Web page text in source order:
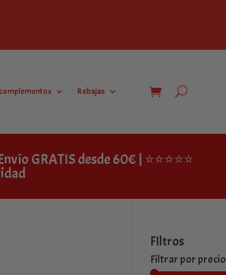
Rebajas
GRATIS desde 60€ | ⭐⭐⭐⭐⭐
FIltros
Filtrar por precio